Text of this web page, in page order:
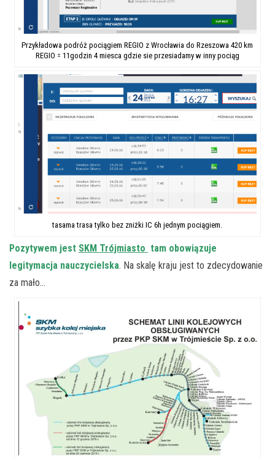
Przykładowa podróż pociągiem REGIO z Wrocławia do Rzeszowa 420 km
REGIO = 11godzin 4 miesca gdzie sie przesiadamy w inny pociąg
tasama trasa tylko bez zniżki IC 6h jednym pociągiem.
Pozytywem jest SKM Trójmiasto tam obowiązuje
legitymacja nauczycielska. Na skalę kraju jest to zdecydowanie
za mało…